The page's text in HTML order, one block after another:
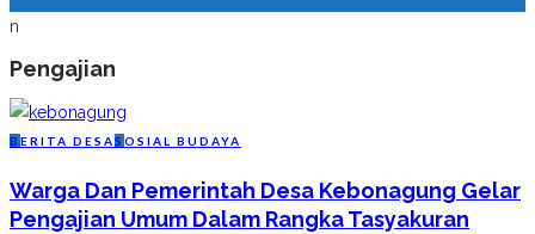
n
Pengajian
B ERITA DESAS OSIAL BUDAYA
Warga Dan Pemerintah Desa Kebonagung Gelar
Pengajian Umum Dalam Rangka Tasyakuran